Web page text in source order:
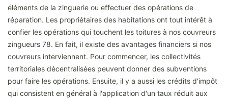
éléments de la zinguerie ou effectuer des opérations de
réparation. Les propriétaires des habitations ont tout intérêt à
confier les opérations qui touchent les toitures à nos couvreurs
zingueurs 78. En fait, il existe des avantages financiers si nos
couvreurs interviennent. Pour commencer, les collectivités
territoriales décentralisées peuvent donner des subventions
pour faire les opérations. Ensuite, il y a aussi les crédits d'impôt
qui consistent en général à l'application d'un taux réduit aux